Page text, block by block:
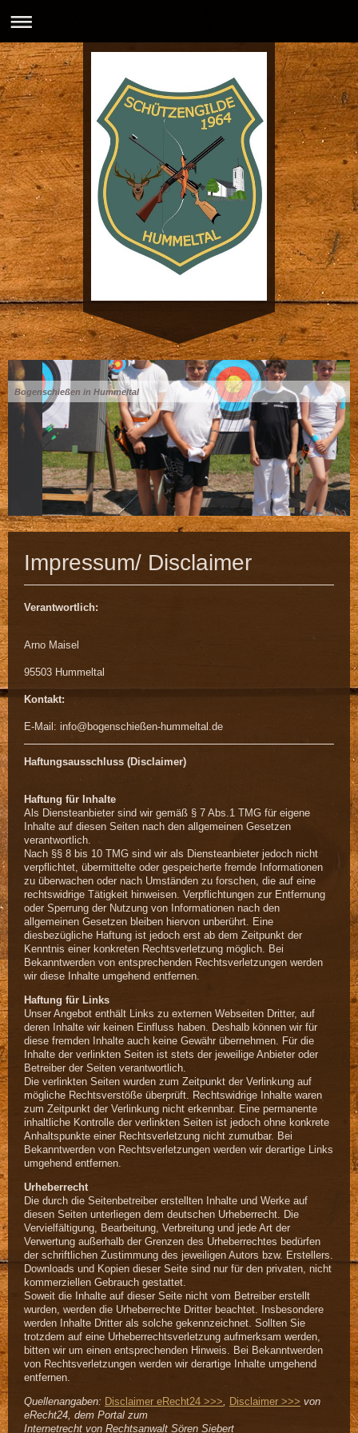
Bogenschießen in Hummeltal
Impressum/ Disclaimer
Verantwortlich:
Arno Maisel
95503 Hummeltal
Kontakt:
E-Mail: info@bogenschießen-hummeltal.de
Haftungsausschluss (Disclaimer)
Haftung für Inhalte
Als Diensteanbieter sind wir gemäß § 7 Abs.1 TMG für eigene
Inhalte auf diesen Seiten nach den allgemeinen Gesetzen
verantwortlich.
Nach §§ 8 bis 10 TMG sind wir als Diensteanbieter jedoch nicht
verpflichtet, übermittelte oder gespeicherte fremde Informationen
zu überwachen oder nach Umständen zu forschen, die auf eine
rechtswidrige Tätigkeit hinweisen. Verpflichtungen zur Entfernung
oder Sperrung der Nutzung von Informationen nach den
allgemeinen Gesetzen bleiben hiervon unberührt. Eine
diesbezügliche Haftung ist jedoch erst ab dem Zeitpunkt der
Kenntnis einer konkreten Rechtsverletzung möglich. Bei
Bekanntwerden von entsprechenden Rechtsverletzungen werden
wir diese Inhalte umgehend entfernen.
Haftung für Links
Unser Angebot enthält Links zu externen Webseiten Dritter, auf
deren Inhalte wir keinen Einfluss haben. Deshalb können wir für
diese fremden Inhalte auch keine Gewähr übernehmen. Für die
Inhalte der verlinkten Seiten ist stets der jeweilige Anbieter oder
Betreiber der Seiten verantwortlich.
Die verlinkten Seiten wurden zum Zeitpunkt der Verlinkung auf
mögliche Rechtsverstöße überprüft. Rechtswidrige Inhalte waren
zum Zeitpunkt der Verlinkung nicht erkennbar. Eine permanente
inhaltliche Kontrolle der verlinkten Seiten ist jedoch ohne konkrete
Anhaltspunkte einer Rechtsverletzung nicht zumutbar. Bei
Bekanntwerden von Rechtsverletzungen werden wir derartige Links
umgehend entfernen.
Urheberrecht
Die durch die Seitenbetreiber erstellten Inhalte und Werke auf
diesen Seiten unterliegen dem deutschen Urheberrecht. Die
Vervielfältigung, Bearbeitung, Verbreitung und jede Art der
Verwertung außerhalb der Grenzen des Urheberrechtes bedürfen
der schriftlichen Zustimmung des jeweiligen Autors bzw. Erstellers.
Downloads und Kopien dieser Seite sind nur für den privaten, nicht
kommerziellen Gebrauch gestattet.
Soweit die Inhalte auf dieser Seite nicht vom Betreiber erstellt
wurden, werden die Urheberrechte Dritter beachtet. Insbesondere
werden Inhalte Dritter als solche gekennzeichnet. Sollten Sie
trotzdem auf eine Urheberrechtsverletzung aufmerksam werden,
bitten wir um einen entsprechenden Hinweis. Bei Bekanntwerden
von Rechtsverletzungen werden wir derartige Inhalte umgehend
entfernen.
Quellenangaben: Disclaimer eRecht24 >>> Disclaimer >>> von
eRecht24, dem Portal zum
Internetrecht von Rechtsanwalt Sören Siebert